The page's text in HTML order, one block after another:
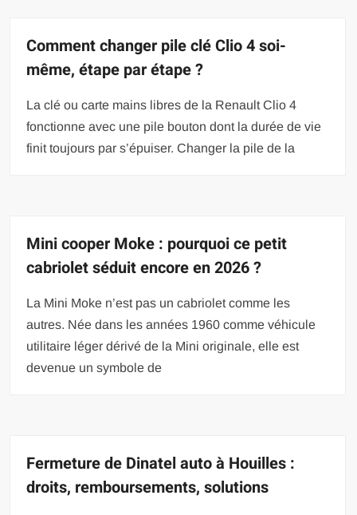
Comment changer pile clé Clio 4 soi-
même, étape par étape ?
La clé ou carte mains libres de la Renault Clio 4
fonctionne avec une pile bouton dont la durée de vie
finit toujours par s’épuiser. Changer la pile de la
Mini cooper Moke : pourquoi ce petit
cabriolet séduit encore en 2026 ?
La Mini Moke n’est pas un cabriolet comme les
autres. Née dans les années 1960 comme véhicule
utilitaire léger dérivé de la Mini originale, elle est
devenue un symbole de
Fermeture de Dinatel auto à Houilles :
droits, remboursements, solutions